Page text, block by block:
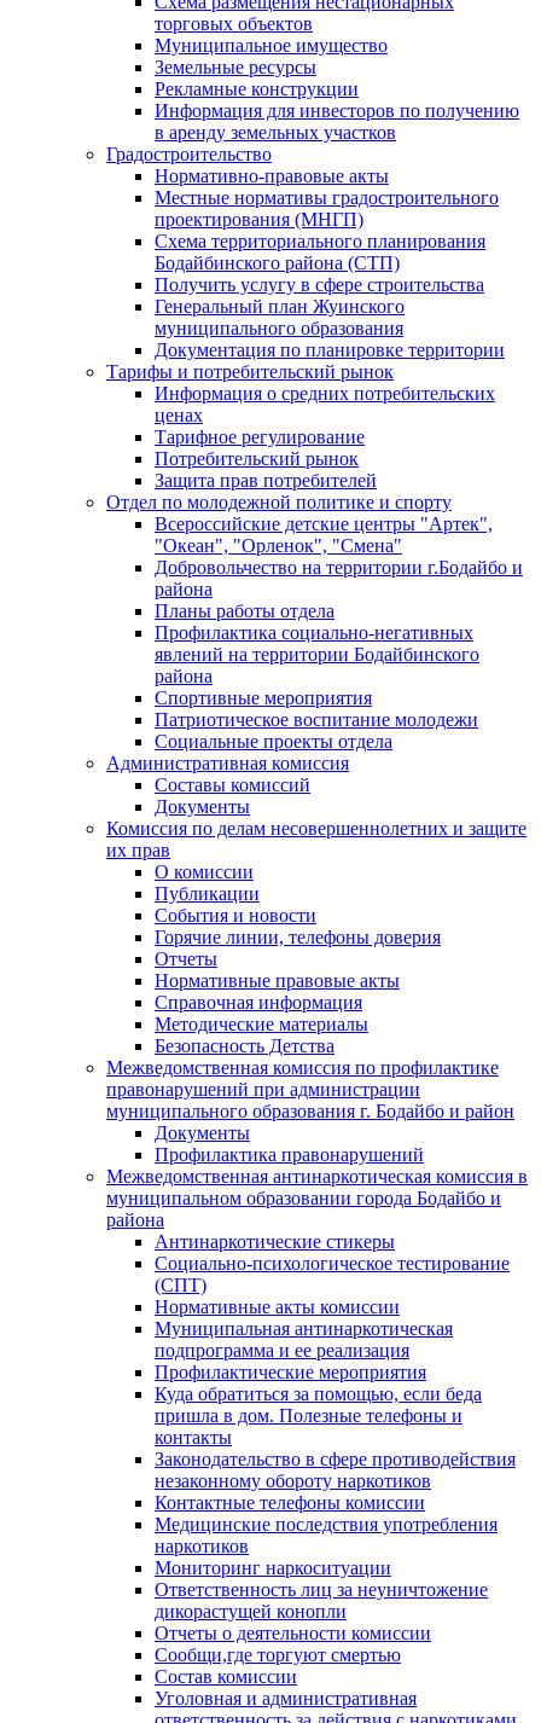
торговых объектов
Муниципальное имущество
Земельные ресурсы
Рекламные конструкции
Информация для инвесторов по получению
в аренду земельных участков
Градостроительство
Нормативно-правовые акты
Местные нормативы градостроительного
проектирования (МНГП)
Схема территориального планирования
Бодайбинского района (СТП)
Получить услугу в сфере строительства
Генеральный план Жуинского
муниципального образования
Документация по планировке территории
Тарифы и потребительский рынок
Информация о средних потребительских
ценах
Тарифное регулирование
Потребительский рынок
Защита прав потребителей
Отдел по молодежной политике и спорту
Всероссийские детские центры "Артек",
"Океан", "Орленок", "Смена"
Добровольчество на территории г.Бодайбо и
района
Планы работы отдела
Профилактика социально-негативных
явлений на территории Бодайбинского
района
Спортивные мероприятия
Патриотическое воспитание молодежи
Социальные проекты отдела
Административная комиссия
Составы комиссий
Документы
Комиссия по делам несовершеннолетних и защите
их прав
О комиссии
Публикации
События и новости
Горячие линии, телефоны доверия
Отчеты
Нормативные правовые акты
Справочная информация
Методические материалы
Безопасность Детства
Межведомственная комиссия по профилактике
правонарушений при администрации
муниципального образования г. Бодайбо и район
Документы
Профилактика правонарушений
Межведомственная антинаркотическая комиссия в
муниципальном образовании города Бодайбо и
района
Антинаркотические стикеры
Социально-психологическое тестирование
(СПТ)
Нормативные акты комиссии
Муниципальная антинаркотическая
подпрограмма и ее реализация
Профилактические мероприятия
Куда обратиться за помощью, если беда
пришла в дом. Полезные телефоны и
контакты
Законодательство в сфере противодействия
незаконному обороту наркотиков
Контактные телефоны комиссии
Медицинские последствия употребления
наркотиков
Мониторинг наркоситуации
Ответственность лиц за неуничтожение
дикорастущей конопли
Отчеты о деятельности комиссии
Сообщи,где торгуют смертью
Состав комиссии
Уголовная и административная